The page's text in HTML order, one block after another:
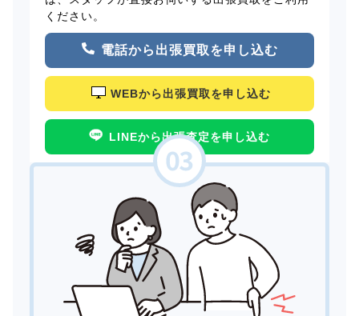
ください。
電話から出張買取を申し込む
WEBから出張買取を申し込む
LINEから出張査定を申し込む